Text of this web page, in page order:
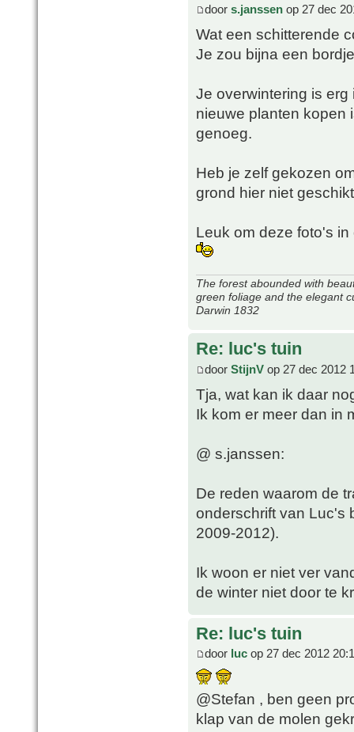
door s.janssen op 27 dec
Wat een schitterende
Je zou bijna een
Je overwintering is
nieuwe planten kopen
genoeg.
Heb je zelf gekozen
grond hier niet
Leuk om deze foto's
The forest abounded with
green foliage and the elegant
Darwin 1832
Re: luc's tuin
door StijnV op 27 dec 2012
Tja, wat kan ik daar
Ik kom er meer dan in
@ s.janssen:
De reden waarom de
onderschrift van Luc's
2009-2012).
Ik woon er niet ver
de winter niet door te
Re: luc's tuin
door luc op 27 dec 2012
@Stefan , ben geen
klap van de molen